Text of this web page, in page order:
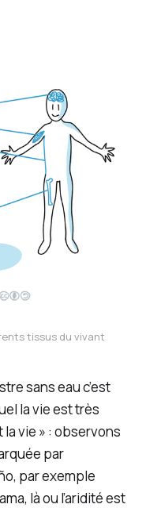
tissus du vivant
sans eau c’est
la vie est très
la vie » : observons
par
o, par exemple
là ou l’aridité est